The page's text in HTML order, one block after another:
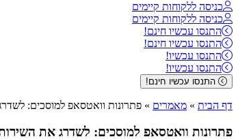
כניסה ללקוחות קיימים
כניסה ללקוחות קיימים
התנסו עכשיו חינם!
התנסו עכשיו חינם!
התנסו עכשיו!
התנסו עכשיו!
התנסו עכשיו חינם!
דף הבית » מאמרים » פתרונות וואטסאפ למוסכים:
פתרונות וואטסאפ למוסכים: לשדרג את